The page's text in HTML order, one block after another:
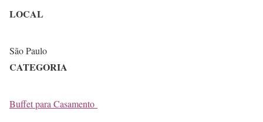
LOCAL
São Paulo
CATEGORIA
Buffet para Casamento